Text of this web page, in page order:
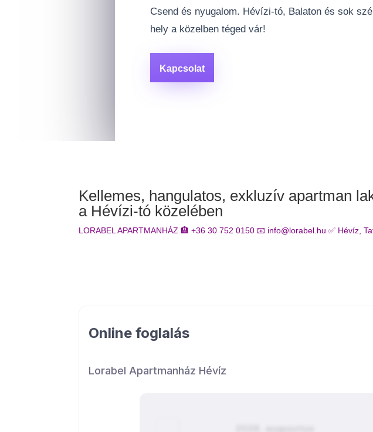
Csend és nyugalom. Hévízi-tó, Balaton és sok
hely a közelben téged vár!
Kapcsolat
Kellemes, hangulatos, exkluzív apartman
a Hévízi-tó közelében
LORABEL APARTMANHÁZ 🏨 +36 30 752 0150 📧 info@lorabel.hu ✅ Hévíz,